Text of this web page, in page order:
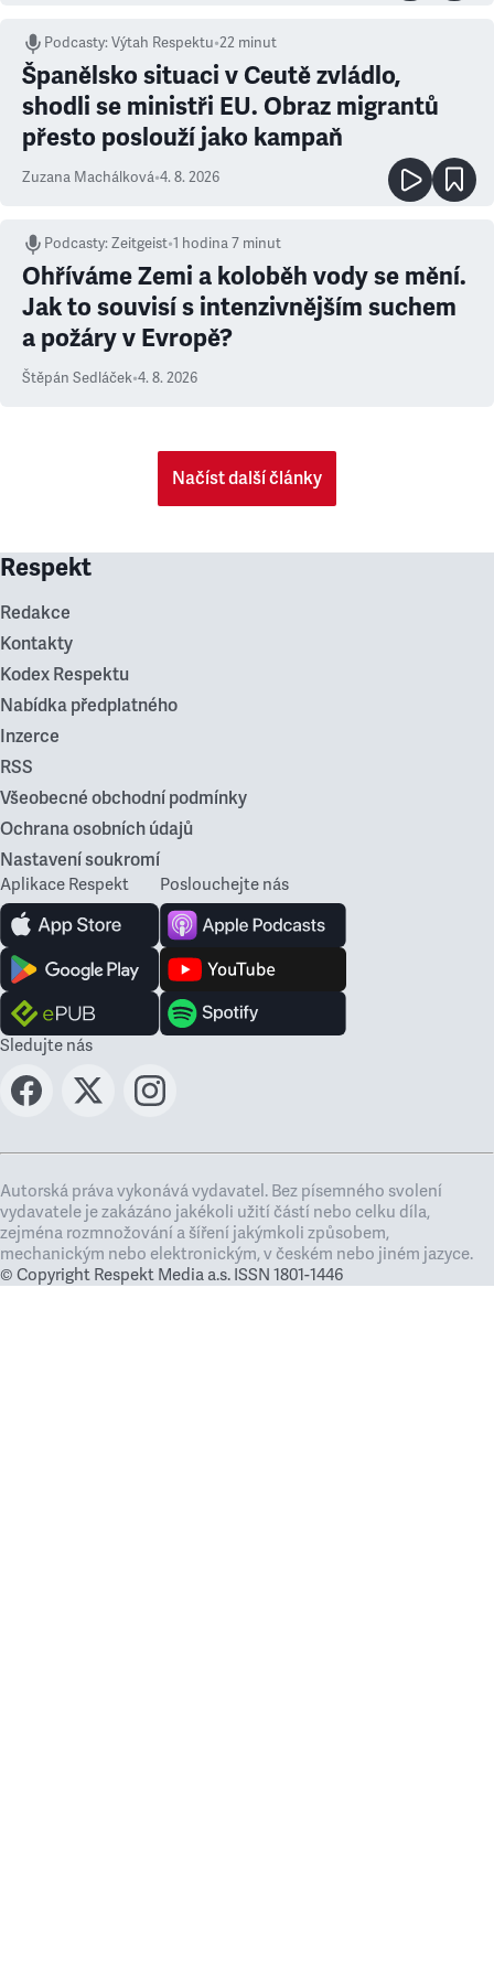
Podcasty:Výtah Respektu•22 minut
Španělsko situaci v Ceutě zvládlo,
shodli se ministři EU. Obraz migrantů
přesto poslouží jako kampaň
Zuzana Machálková•4. 8. 2026
Podcasty:Zeitgeist•1 hodina 7 minut
Ohříváme Zemi a koloběh vody se mění.
Jak to souvisí s intenzivnějším suchem
a požáry v Evropě?
Štěpán Sedláček•4. 8. 2026
Načíst další články
Respekt
Redakce
Kontakty
Kodex Respektu
Nabídka předplatného
Inzerce
RSS
Všeobecné obchodní podmínky
Ochrana osobních údajů
Nastavení soukromí
Aplikace Respekt Poslouchejte nás
Sledujte nás
Autorská práva vykonává vydavatel. Bez písemného svolení
vydavatele je zakázáno jakékoli užití částí nebo celku díla,
zejména rozmnožování a šíření jakýmkoli způsobem,
mechanickým nebo elektronickým, v českém nebo jiném jazyce.
© Copyright Respekt Media a.s. ISSN 1801-1446